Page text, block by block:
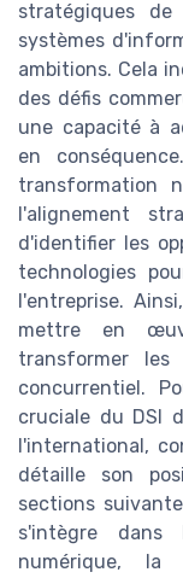
stratégiques
systèmes
ambitions. Cela
des défis
une capacité à
en
transformation
l'alignement
d'identifier les
technologies
l'entreprise.
mettre en
transformer
concurrentiel.
cruciale du DSI
l'international,
détaille son
sections
s'intègre dans
numérique,